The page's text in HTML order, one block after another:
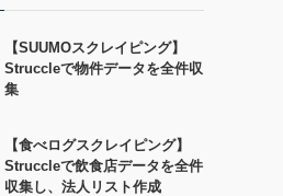
【SUUMOスクレイピング】
Struccleで物件データを全件収
集
【食べログスクレイピング】
Struccleで飲食店データを全件
収集し、法人リスト作成